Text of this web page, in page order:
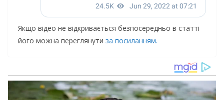
Якщо відео не відкривається безпосередньо в статті
його можна переглянути за посиланням.